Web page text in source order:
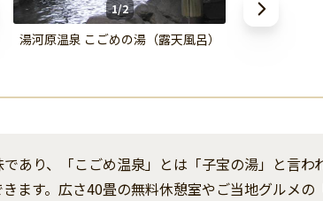
1/2
湯河原温泉 こごめの湯（露天風呂）
あり、「こごめ温泉」とは「子宝の湯」と言
ます。広さ40畳の無料休憩室やご当地グルメ